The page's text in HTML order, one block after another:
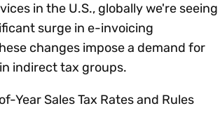
in the U.S., globally we're seeing
surge in e-invoicing
changes impose a demand for
indirect tax groups.
Sales Tax Rates and Rules